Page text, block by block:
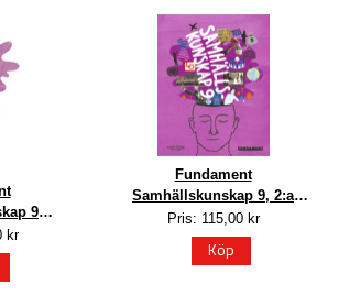
9
PDF
kr
Fundament
Samhällskunskap 9, 2:a
upplagan
Pris: 115,00 kr
Köp